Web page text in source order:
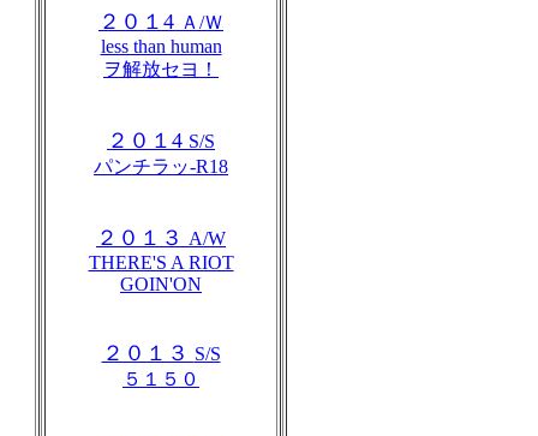
２０１4 Ａ/Ｗ
less than human
ヲ解放セヨ！
２０１4 S/S
パンチラッ-R18
２０１３ A/W
THERE'S A RIOT
GOIN'ON
２０１３ S/S
５１５０